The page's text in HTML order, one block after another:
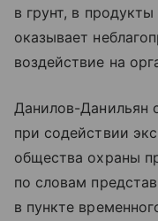
в грунт, в
оказывает
воздействие на
Данилов-Данильян
при содействии
общества охраны
по словам
в пункте